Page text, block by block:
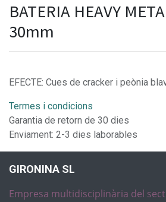
BATERIA HEAVY
30mm
EFECTE: Cues de cracker i peònia
Termes i condicions
Garantia de retorn de 30 dies
Enviament: 2-3 dies laborables
GIRONINA SL
Empresa multidisciplinària del